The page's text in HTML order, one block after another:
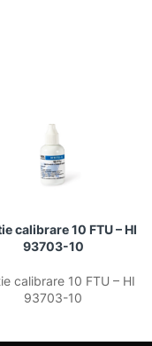
calibrare 10 FTU – HI
93703-10
calibrare 10 FTU – HI
93703-10